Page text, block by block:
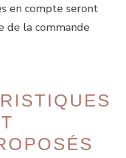
en compte seront
de la commande